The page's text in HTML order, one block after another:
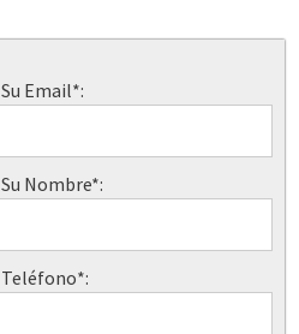
Su Email*:
Su Nombre*:
Teléfono*: